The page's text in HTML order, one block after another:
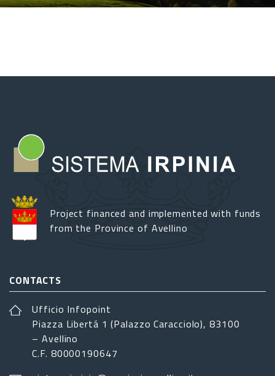
Project financed and implemented with funds
from the Province of Avellino
CONTACTS
Ufficio Infopoint
Piazza Libertá 1 (Palazzo Caracciolo), 83100
– Avellino
C.F. 80000190647